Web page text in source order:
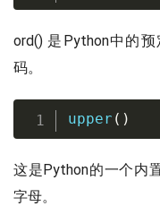
ord() 是Python中的
码。
upper ( )
这是Python的一个内
字母。